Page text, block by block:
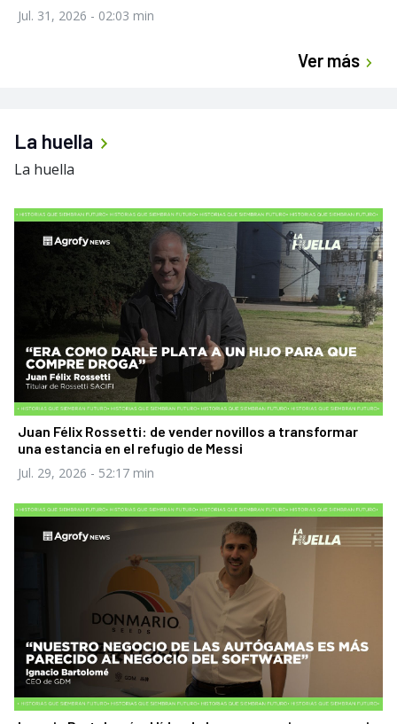
Jul. 31, 2026 - 02:03 min
Ver más
La huella
La huella
Juan Félix Rossetti: de vender novillos a transformar
una estancia en el refugio de Messi
Jul. 29, 2026 - 52:17 min